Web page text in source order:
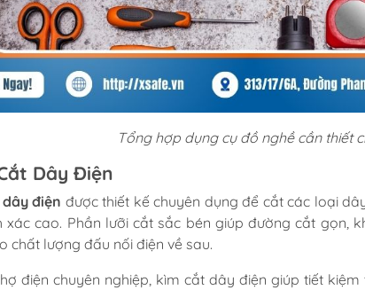
Tổng hợp dụng cụ đồ nghề cần thiết
Dây Điện
điện được thiết kế chuyên dụng để cắt các loại
xác cao. Phần lưỡi cắt sắc bén giúp đường cắt gọn,
chất lượng đấu nối điện về sau.
điện chuyên nghiệp, kìm cắt dây điện giúp tiết